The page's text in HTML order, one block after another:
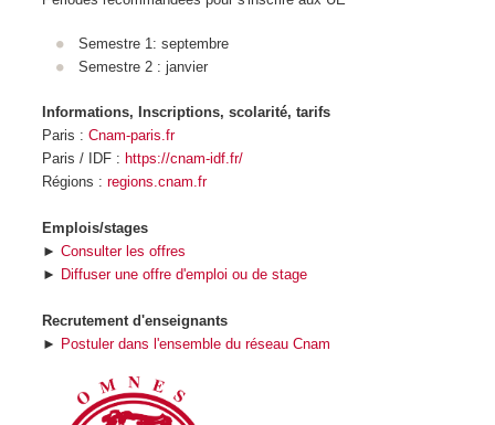
Semestre 1: septembre
Semestre 2 : janvier
Informations, Inscriptions, scolarité, tarifs
Paris : Cnam-paris.fr
Paris / IDF : https://cnam-idf.fr/
Régions : regions.cnam.fr
Emplois/stages
► Consulter les offres
► Diffuser une offre d'emploi ou de stage
Recrutement d'enseignants
► Postuler dans l'ensemble du réseau Cnam